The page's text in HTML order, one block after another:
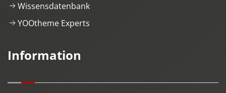
Wissensdatenbank
YOOtheme Experts
Information